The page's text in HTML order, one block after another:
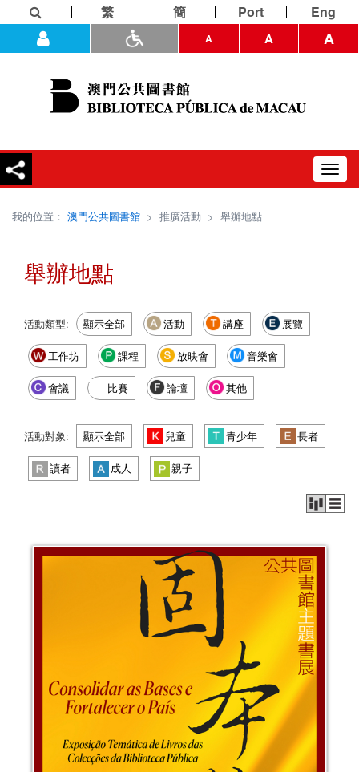
繁 簡 Port Eng
A A A
我的位置： 澳門公共圖書館 > 推廣活動 > 舉辦地點
舉辦地點
活動類型: 顯示全部 活動 講座 展覽
工作坊 課程 放映會 音樂會
會議 比賽 論壇 其他
活動對象: 顯示全部 兒童 青少年 長者
讀者 成人 親子